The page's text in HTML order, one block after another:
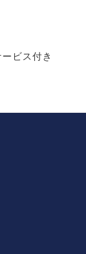
ビス付き